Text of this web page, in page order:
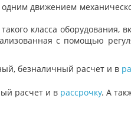
движением
класса оборудования,
с помощью
безналичный расчет и в
расчет и в рассрочку. А